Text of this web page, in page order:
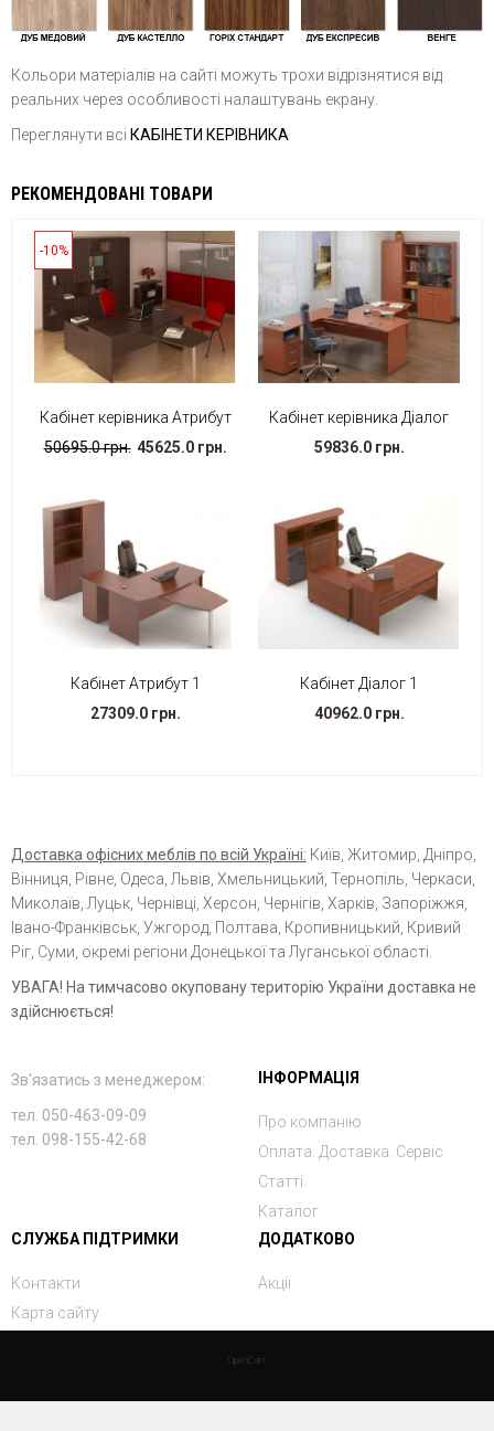
Кольори матеріалів на сайті можуть трохи відрізнятися від
реальних через особливості налаштувань екрану.
Переглянути всі КАБІНЕТИ КЕРІВНИКА
РЕКОМЕНДОВАНІ ТОВАРИ
-10%
Кабінет керівника Атрибут
50695.0 грн. 45625.0 грн.
Кабінет керівника Діалог
59836.0 грн.
Кабінет Атрибут 1
27309.0 грн.
Кабінет Діалог 1
40962.0 грн.
Доставка офісних меблів по всій Україні: Київ, Житомир, Дніпро,
Вінниця, Рівне, Одеса, Львів, Хмельницький, Тернопіль, Черкаси,
Миколаїв, Луцьк, Чернівці, Херсон, Чернігів, Харків, Запоріжжя,
Івано-Франківськ, Ужгород, Полтава, Кропивницький, Кривий
Ріг, Суми, окремі регіони Донецької та Луганської області.
УВАГА! На тимчасово окуповану територію України доставка не
здійснюється!
Зв'язатись з менеджером:
тел. 050-463-09-09
тел. 098-155-42-68
ІНФОРМАЦІЯ
Про компанію
Оплата. Доставка. Сервіс
Статті
Каталог
СЛУЖБА ПІДТРИМКИ
Контакти
Карта сайту
ДОДАТКОВО
Акції
OpenCart